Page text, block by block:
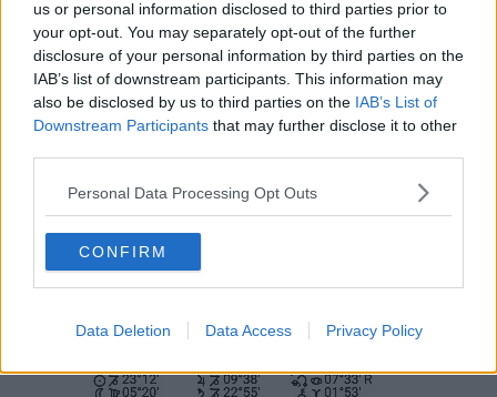
us or personal information disclosed to third parties prior to
your opt-out. You may separately opt-out of the further
disclosure of your personal information by third parties on the
IAB’s list of downstream participants. This information may
also be disclosed by us to third parties on the IAB’s List of
Downstream Participants that may further disclose it to other
Personal Data Processing Opt Outs
CONFIRM
Data Deletion Data Access Privacy Policy